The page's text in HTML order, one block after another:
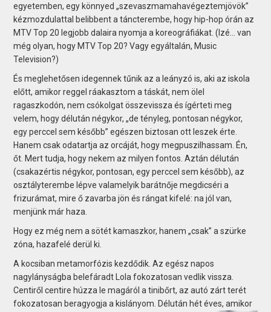
egyetemben, egy könnyed „szevaszmamahavégeztemjövök”
kézmozdulattal belibbent a táncterembe, hogy hip-hop órán az
MTV Top 20 legjobb dalaira nyomja a koreográfiákat. (Izé... van
még olyan, hogy MTV Top 20? Vagy egyáltalán, Music
Television?)
És meglehetősen idegennek tűnik az a leányzó is, aki az iskola
előtt, amikor reggel ráakasztom a táskát, nem ölel
ragaszkodón, nem csókolgat összevissza és ígérteti meg
velem, hogy délután négykor, „de tényleg, pontosan négykor,
egy perccel sem később” egészen biztosan ott leszek érte.
Hanem csak odatartja az orcáját, hogy megpuszilhassam. Én,
őt. Mert tudja, hogy nekem az milyen fontos. Aztán délután
(csakazértis négykor, pontosan, egy perccel sem később), az
osztályterembe lépve valamelyik barátnője megdicséri a
frizurámat, mire ő zavarba jön és rángat kifelé: na jól van,
menjünk már haza.
Hogy ez még nem a sötét kamaszkor, hanem „csak” a szürke
zóna, hazafelé derül ki.
A kocsiban metamorfózis kezdődik. Az egész napos
nagylányságba belefáradt Lola fokozatosan vedlik vissza.
Centiről centire húzza le magáról a tinibőrt, az autó zárt terét
fokozatosan beragyogja a kislányom. Délután hét éves, amikor